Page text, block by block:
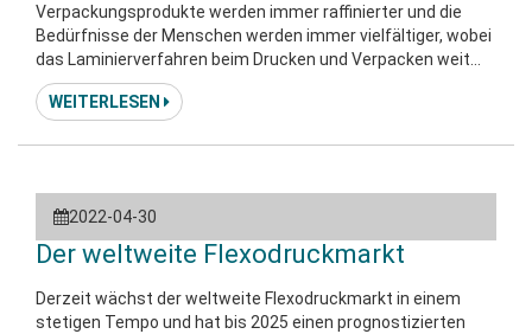
Verpackungsprodukte werden immer raffinierter und die
Bedürfnisse der Menschen werden immer vielfältiger, wobei
das Laminierverfahren beim Drucken und Verpacken weit
verbreitet ist. Laminieren, auch bekannt als "Überplastik",
"Laminieren", "Folie" usw., die Produkte nach dem Laminieren
WEITERLESEN
2022-04-30
Der weltweite Flexodruckmarkt
Derzeit wächst der weltweite Flexodruckmarkt in einem
stetigen Tempo und hat bis 2025 einen prognostizierten